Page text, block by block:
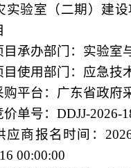
实验室（二期）建
目承办部门：实验室
目使用部门：应急技
购平台：广东省政府
价单号：DDJJ-2026-
应商报名时间：
00:00:00